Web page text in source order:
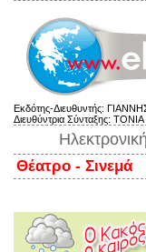
Εκδότης-Διευθυντής:
Διευθύντρια Σύνταξης:
Θέατρο - Σινεμά